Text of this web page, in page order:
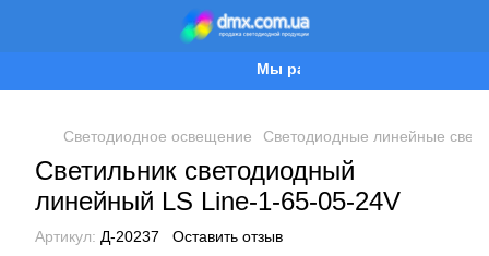
Мы работаем!
Светодиодное освещение Светодиодные линейные
Светильник светодиодный
линейный LS Line-1-65-05-24V
Артикул: Д-20237 Оставить отзыв